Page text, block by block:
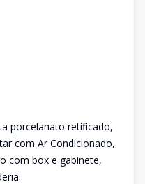
porcelanato retificado,
com Ar Condicionado,
com box e gabinete,